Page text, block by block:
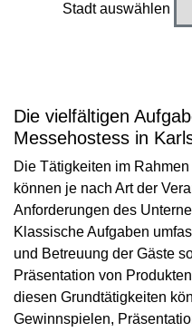
Stadt auswählen
Die vielfältigen
Messehostess in
Die Tätigkeiten im
können je nach Art der
Anforderungen des
Klassische Aufgaben
und Betreuung der Gäste
Präsentation von
diesen Grundtätigkeiten
Gewinnspielen,